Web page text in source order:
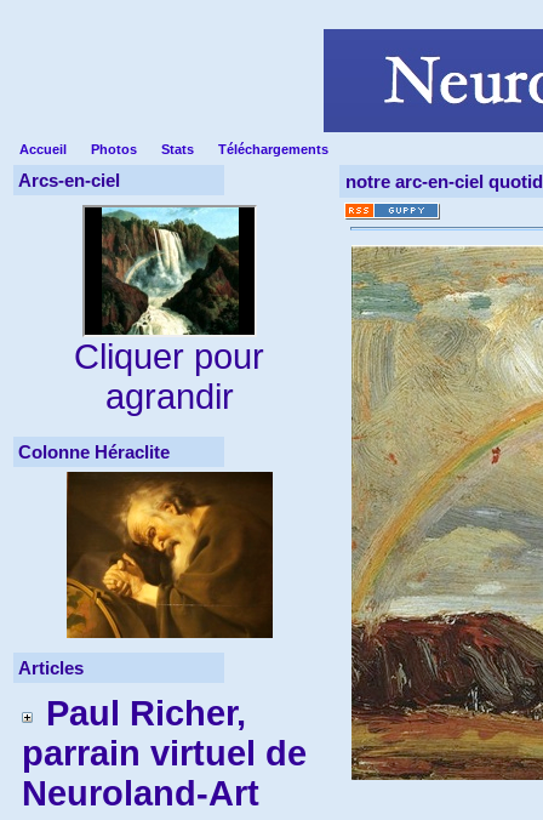
Accueil Photos Stats Téléchargements
Arcs-en-ciel
Cliquer pour
agrandir
Colonne Héraclite
Articles
Paul Richer,
parrain virtuel de
Neuroland-Art
notre arc-en-ciel